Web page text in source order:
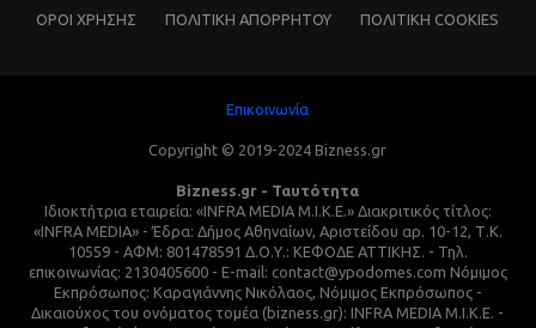
ΌΡΟΙ ΧΡΗΣΗΣ ΠΟΛΙΤΙΚΗ ΑΠΟΡΡΗΤΟΥ ΠΟΛΙΤΙΚΗ COOKIES
Επικοινωνία
Copyright © 2019-2024 Bizness.gr
Bizness.gr - Ταυτότητα
Ιδιοκτήτρια εταιρεία: «INFRA MEDIA M.I.K.E.» Διακριτικός τίτλος:
«INFRA MEDIA» - Έδρα: Δήμος Αθηναίων, Αριστείδου αρ. 10-12, Τ.Κ.
10559 - ΑΦΜ: 801478591 Δ.Ο.Υ.: ΚΕΦΟΔΕ ΑΤΤΙΚΗΣ. - Τηλ.
επικοινωνίας: 2130405600 - E-mail: contact@ypodomes.com Νόμιμος
Εκπρόσωπος: Καραγιάννης Νικόλαος, Νόμιμος Εκπρόσωπος -
Δικαιούχος του ονόματος τομέα (bizness.gr): INFRA MEDIA M.I.K.E. -